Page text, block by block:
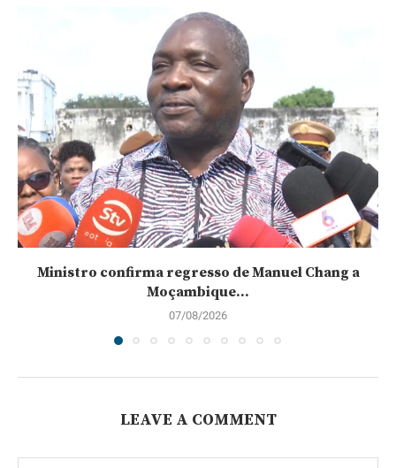
Ministro confirma regresso de Manuel Chang a
Moçambique...
07/08/2026
LEAVE A COMMENT